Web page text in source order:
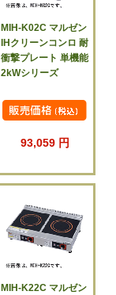
MIH-K02C マルゼン
IHクリーンコンロ 耐
衝撃プレート 単機能
2kWシリーズ
93,059 円
MIH-K22C マルゼン